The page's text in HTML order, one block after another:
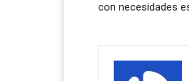
con necesidades